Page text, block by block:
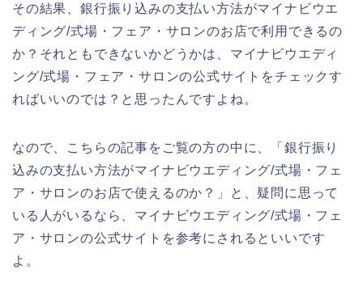
その結果、銀行振り込みの支払い方法がマイナビウエ
ディング/式場・フェア・サロンのお店で利用できるの
か？それともできないかどうかは、マイナビウエディ
ング/式場・フェア・サロンの公式サイトをチェックす
ればいいのでは？と思ったんですよね。
なので、こちらの記事をご覧の方の中に、「銀行振り
込みの支払い方法がマイナビウエディング/式場・フェ
ア・サロンのお店で使えるのか？」と、疑問に思って
いる人がいるなら、マイナビウエディング/式場・フェ
ア・サロンの公式サイトを参考にされるといいです
よ。